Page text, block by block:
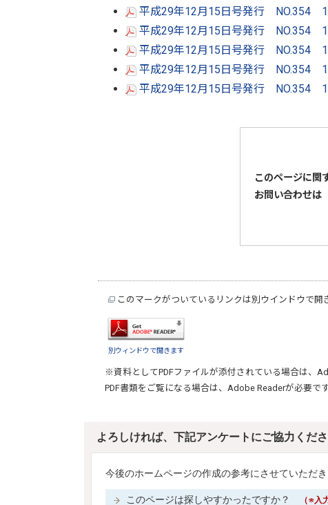
平成29年12月15日号発行 NO.354
平成29年12月15日号発行 NO.354
平成29年12月15日号発行 NO.354
平成29年12月15日号発行 NO.354
平成29年12月15日号発行 NO.354
このページに関
お問い合わせは
このマークがついているリンクは別ウインドウで開
別ウィンドウで開きます
※資料としてPDFファイルが添付されている場合は、
PDF書類をご覧になる場合は、 Adobe Readerが必要で